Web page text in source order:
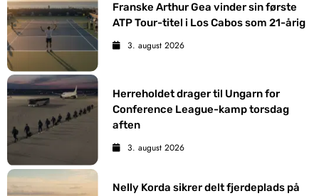
Franske Arthur Gea vinder sin første
ATP Tour-titel i Los Cabos som 21-årig
3. august 2026
Herreholdet drager til Ungarn for
Conference League-kamp torsdag
aften
3. august 2026
Nelly Korda sikrer delt fjerdeplads på